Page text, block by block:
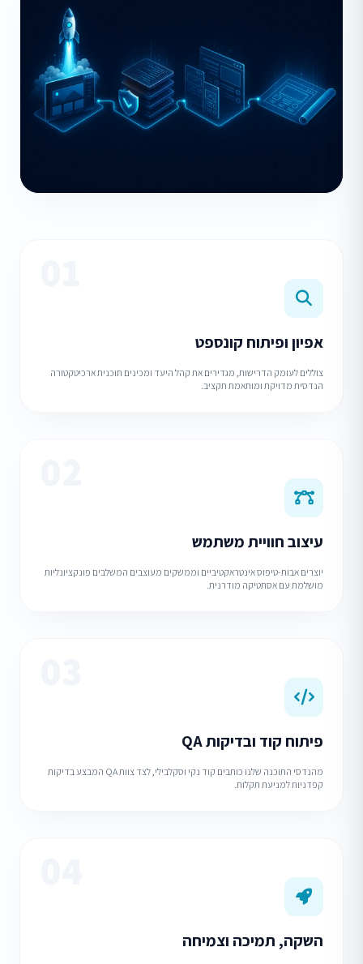
אפיון ופיתוח קונספט
צוללים לעומק הדרישות, מגדירים את קהל היעד ומכינים תוכנית ארכיטקטורה
הנדסית מדויקת ומותאמת תקציב.
עיצוב חוויית משתמש
יוצרים אבות-טיפוס אינטראקטיביים וממשקים מעוצבים המשלבים פונקציונליות
מושלמת עם אסתטיקה מודרנית.
פיתוח קוד ובדיקות QA
מהנדסי התוכנה שלנו כותבים קוד נקי וסקלבילי, לצד צוות QA המבצע בדיקות
קפדניות למניעת תקלות.
השקה, תמיכה וצמיחה